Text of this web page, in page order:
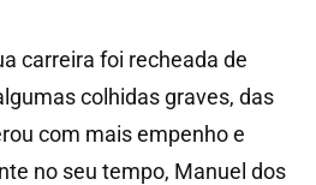
carreira foi recheada de
colhidas graves, das
com mais empenho e
no seu tempo, Manuel dos